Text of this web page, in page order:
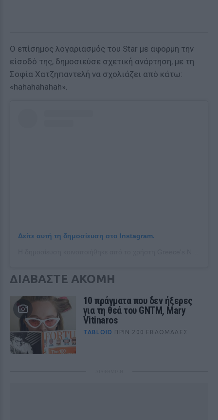
Ο επίσημος λογαριασμός του Star με αφορμη την
είσοδό της, δημοσιεύσε σχετική ανάρτηση, με τη
Σοφία Χατζηπαντελή να σχολιάζει από κάτω:
«hahahahahah».
Δείτε αυτή τη δημοσίευση στο Instagram.
ΔΙΑΒΑΣΤΕ ΑΚΟΜΗ
10 πράγματα που δεν ήξερες
για τη θεά του GNTM, Mary
Vitinaros
TABLOID ΠΡΙΝ 200 ΕΒΔΟΜΆΔΕΣ